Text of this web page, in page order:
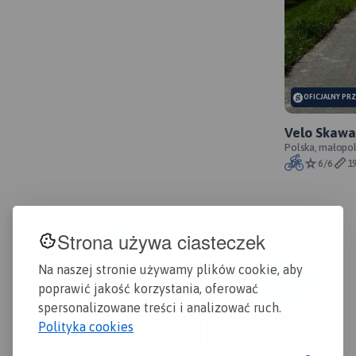
Strona używa ciasteczek
Na naszej stronie używamy plików cookie, aby
poprawić jakość korzystania, oferować
spersonalizowane treści i analizować ruch.
Polityka cookies
OFICJALNY
Velo
przebieg
Polska,
6/6